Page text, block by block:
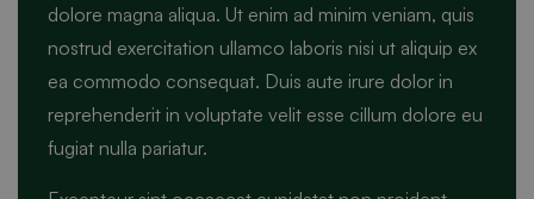
dolore magna aliqua. Ut enim ad minim veniam, quis
nostrud exercitation ullamco laboris nisi ut aliquip ex
ea commodo consequat. Duis aute irure dolor in
reprehenderit in voluptate velit esse cillum dolore eu
fugiat nulla pariatur.